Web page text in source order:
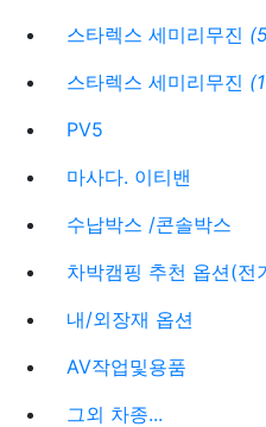
스타렉스 세미리무진
스타렉스 세미리무진
PV5
마사다. 이티밴
수납박스 /콘솔박스
차박캠핑 추천 옵션(전
내/외장재 옵션
AV작업및용품
그외 차종...